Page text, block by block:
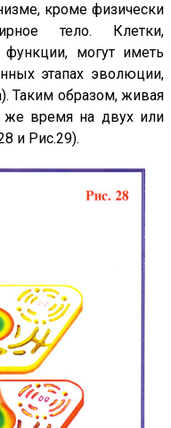
кроме физически
тело. Клетки,
могут иметь
этапах эволюции,
Таким образом, живая
же время на двух или
и Рис.29).